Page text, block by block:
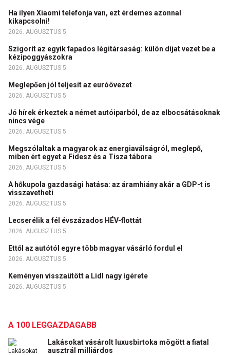
Ha ilyen Xiaomi telefonja van, ezt érdemes azonnal
kikapcsolni!
2026. AUGUSZTUS 5.
Szigorít az egyik fapados légitársaság: külön díjat vezet be a
kézipoggyászokra
2026. AUGUSZTUS 5.
Meglepően jól teljesít az euróövezet
2026. AUGUSZTUS 5.
Jó hírek érkeztek a német autóiparból, de az elbocsátásoknak
nincs vége
2026. AUGUSZTUS 5.
Megszólaltak a magyarok az energiaválságról, meglepő,
miben ért egyet a Fidesz és a Tisza tábora
2026. AUGUSZTUS 5.
A hőkupola gazdasági hatása: az áramhiány akár a GDP-t is
visszavetheti
2026. AUGUSZTUS 5.
Lecserélik a fél évszázados HÉV-flottát
2026. AUGUSZTUS 5.
Ettől az autótól egyre több magyar vásárló fordul el
2026. AUGUSZTUS 5.
Keményen visszaütött a Lidl nagy ígérete
2026. AUGUSZTUS 5.
A 100 LEGGAZDAGABB
Lakásokat vásárolt luxusbirtoka mögött a fiatal
ausztrál milliárdos